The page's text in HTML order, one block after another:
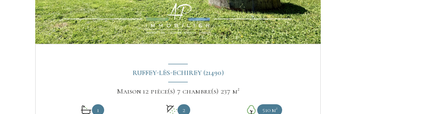
RUFFEY-LÈS-ECHIREY (21490)
Maison 12 pièce(s) 7 chambre(s) 237 m²
1 2 510 m²